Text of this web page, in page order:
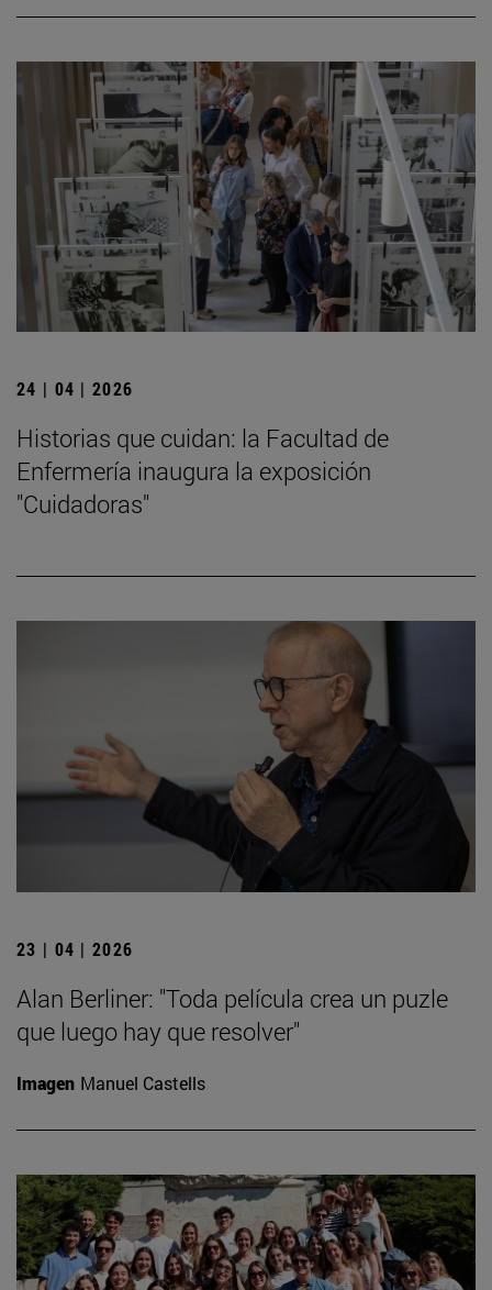
24 | 04 | 2026
Historias que cuidan: la Facultad de
Enfermería inaugura la exposición
"Cuidadoras"
23 | 04 | 2026
Alan Berliner: "Toda película crea un puzle
que luego hay que resolver"
Imagen Manuel Castells